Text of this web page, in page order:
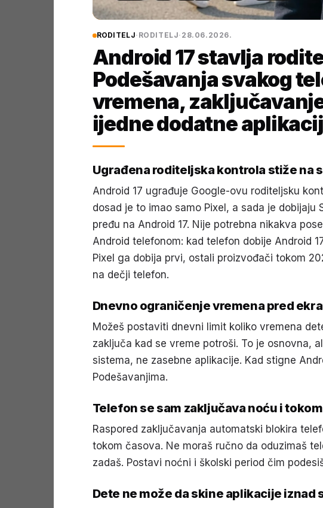
RODITELJ· RODITELJ· 28.06.2026.
Android 17 stavlja
Podešavanja svakog
vremena,
ijedne dodatne
Ugrađena roditeljska kontrola stiže na
Android 17 ugrađuje Google-ovu roditeljsku
dosad je to imao samo Pixel, a sada je
pređu na Android 17. Nije potrebna nikakva
Android telefonom: kad telefon dobije Android
Pixel ga dobija prvi, ostali proizvođači tokom
na dečji telefon.
Dnevno ograničenje vremena pred
Možeš postaviti dnevni limit koliko vremena
zaključa kad se vreme potroši. To je osnovna,
sistema, ne zasebne aplikacije. Kad stigne
Podešavanjima.
Telefon se sam zaključava noću i
Raspored zaključavanja automatski blokira
tokom časova. Ne moraš ručno da oduzimaš
zadaš. Postavi noćni i školski period čim
Dete ne može da skine aplikacije iznad